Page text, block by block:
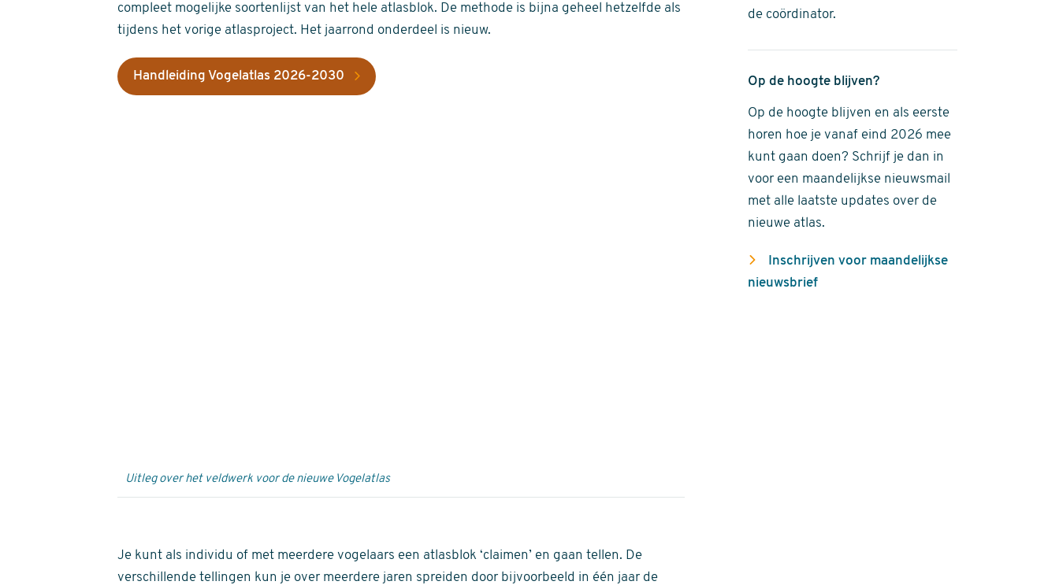
compleet mogelijke soortenlijst van het hele atlasblok. De methode is bijna geheel hetzelfde als
tijdens het vorige atlasproject. Het jaarrond onderdeel is nieuw.
Handleiding Vogelatlas 2026-2030
Uitleg over het veldwerk voor de nieuwe Vogelatlas
Je kunt als individu of met meerdere vogelaars een atlasblok ‘claimen’ en gaan tellen. De
verschillende tellingen kun je over meerdere jaren spreiden door bijvoorbeeld in één jaar de
de coördinator.
Op de hoogte blijven?
Op de hoogte blijven en als eerste
horen hoe je vanaf eind 2026 mee
kunt gaan doen? Schrijf je dan in
voor een maandelijkse nieuwsmail
met alle laatste updates over de
nieuwe atlas.
Inschrijven voor maandelijkse
nieuwsbrief